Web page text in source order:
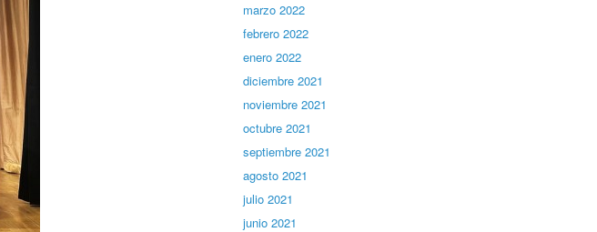
marzo 2022
febrero 2022
enero 2022
diciembre 2021
noviembre 2021
octubre 2021
septiembre 2021
agosto 2021
julio 2021
junio 2021